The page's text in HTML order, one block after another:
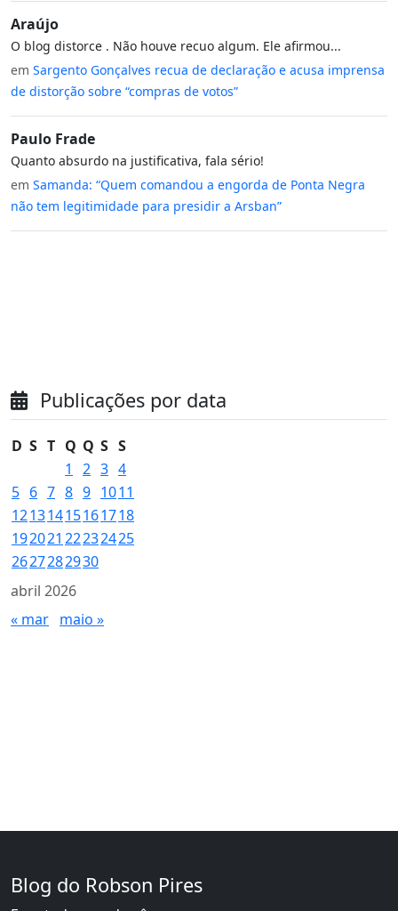
Araújo
O blog distorce . Não houve recuo algum. Ele afirmou...
em Sargento Gonçalves recua de declaração e acusa imprensa
de distorção sobre “compras de votos”
Paulo Frade
Quanto absurdo na justificativa, fala sério!
em Samanda: “Quem comandou a engorda de Ponta Negra
não tem legitimidade para presidir a Arsban”
Publicações por data
abril 2026
D S T Q Q S S
1
2 3 4
5 6 7 8 9 1011
12131415161718
192021 22232425
2627282930
« mar maio »
Blog do Robson Pires